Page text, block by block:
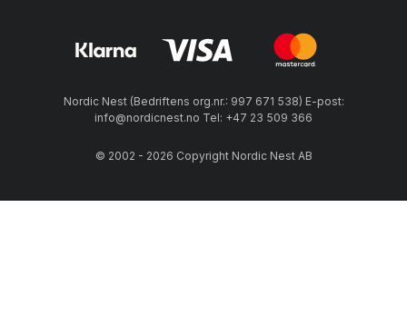
Nordic Nest (Bedriftens org.nr.: 997 671 538) E-post:
info@nordicnest.no Tel: +47 23 509 366
© 2002 - 2026 Copyright Nordic Nest AB